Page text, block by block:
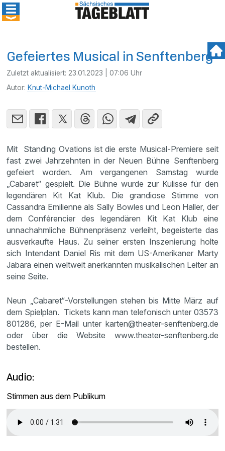
Gefeiertes Musical in Senftenberg
Zuletzt aktualisiert: 23.01.2023 | 07:06 Uhr
Autor: Knut-Michael Kunoth
Mit Standing Ovations ist die erste Musical-Premiere seit
fast zwei Jahrzehnten in der Neuen Bühne Senftenberg
gefeiert worden. Am vergangenen Samstag wurde
„Cabaret“ gespielt. Die Bühne wurde zur Kulisse für den
legendären Kit Kat Klub. Die grandiose Stimme von
Cassandra Emilienne als Sally Bowles und Leon Haller, der
dem Conférencier des legendären Kit Kat Klub eine
unnachahmliche Bühnenpräsenz verleiht, begeisterte das
ausverkaufte Haus. Zu seiner ersten Inszenierung holte
sich Intendant Daniel Ris mit dem US-Amerikaner Marty
Jabara einen weltweit anerkannten musikalischen Leiter an
seine Seite.
Neun „Cabaret“-Vorstellungen stehen bis Mitte März auf
dem Spielplan. Tickets kann man telefonisch unter 03573
801286, per E-Mail unter karten@theater-senftenberg.de
oder über die Website www.theater-senftenberg.de
bestellen.
Audio:
Stimmen aus dem Publikum